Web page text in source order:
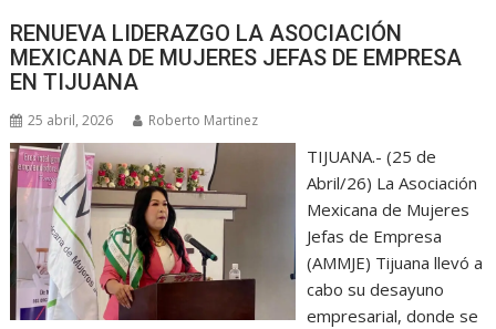
RENUEVA LIDERAZGO LA ASOCIACIÓN
MEXICANA DE MUJERES JEFAS DE EMPRESA
EN TIJUANA
25 abril, 2026 Roberto Martinez
TIJUANA.- (25 de
Abril/26) La Asociación
Mexicana de Mujeres
Jefas de Empresa
(AMMJE) Tijuana llevó a
cabo su desayuno
empresarial, donde se